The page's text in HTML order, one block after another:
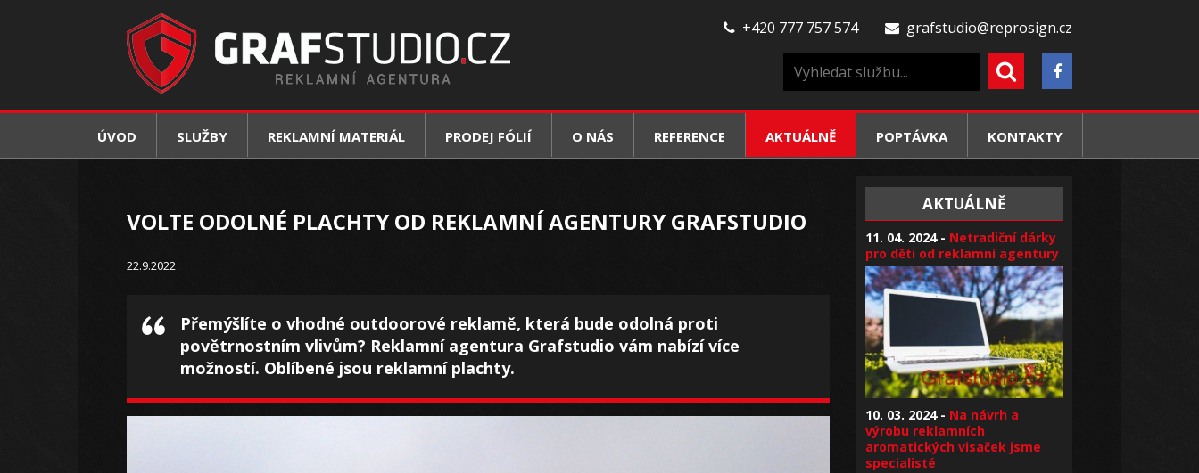
+420 777 757 574 grafstudio@reprosign.cz
ÚVOD SLUŽBY REKLAMNÍ MATERIÁL PRODEJ FÓLIÍ O NÁS REFERENCE AKTUÁLNĚ POPTÁVKA KONTAKTY
VOLTE ODOLNÉ PLACHTY OD REKLAMNÍ AGENTURY GRAFSTUDIO
22.9.2022
Přemýšlíte o vhodné outdoorové reklamě, která bude odolná proti
povětrnostním vlivům? Reklamní agentura Grafstudio vám nabízí více
možností. Oblíbené jsou reklamní plachty.
AKTUÁLNĚ
11. 04. 2024 - Netradiční dárky
pro děti od reklamní agentury
10. 03. 2024 - Na návrh a
výrobu reklamních
aromatických visaček jsme
specialisté